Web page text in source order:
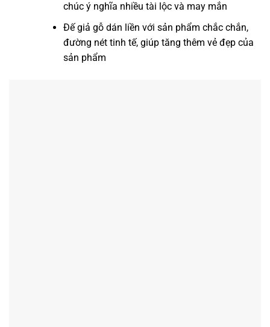
chúc ý nghĩa nhiều tài lộc và may mắn
Đế giả gỗ dán liền với sản phẩm chắc chắn,
đường nét tinh tế, giúp tăng thêm vẻ đẹp của
sản phẩm